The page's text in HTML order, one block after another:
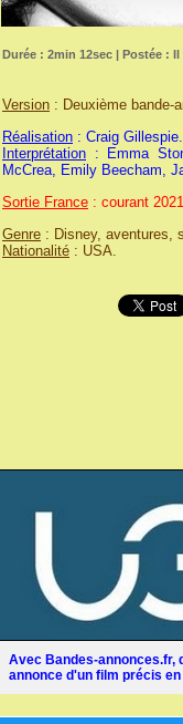
Durée : 2min 12sec | Postée : Il
Version : Deuxième bande-
Réalisation : Craig Gillespie.
Interprétation : Emma
McCrea, Emily Beecham,
Sortie France : courant 2021.
Genre : Disney, aventures,
Nationalité : USA.
Avec Bandes-annonces.fr,
annonce d'un film précis